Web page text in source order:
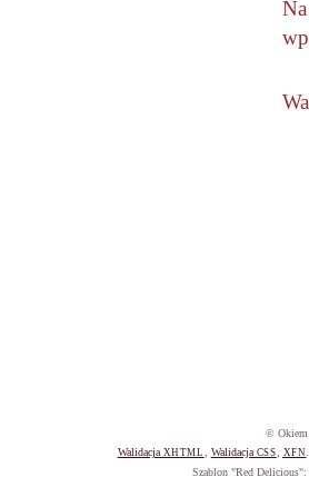
© Okiem
Walidacja XHTML , Walidacja CSS, XFN
Szablon "Red Delicious":